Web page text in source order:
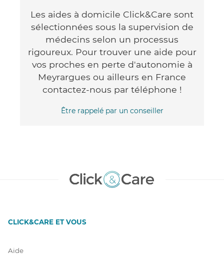
Les aides à domicile Click&Care sont
sélectionnées sous la supervision de
médecins selon un processus
rigoureux. Pour trouver une aide pour
vos proches en perte d'autonomie à
Meyrargues ou ailleurs en France
contactez-nous par téléphone !
Être rappelé par un conseiller
CLICK&CARE ET VOUS
Aide